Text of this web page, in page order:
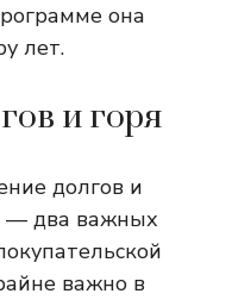
она
лет.
и горя
долгов и
— два важных
важно в